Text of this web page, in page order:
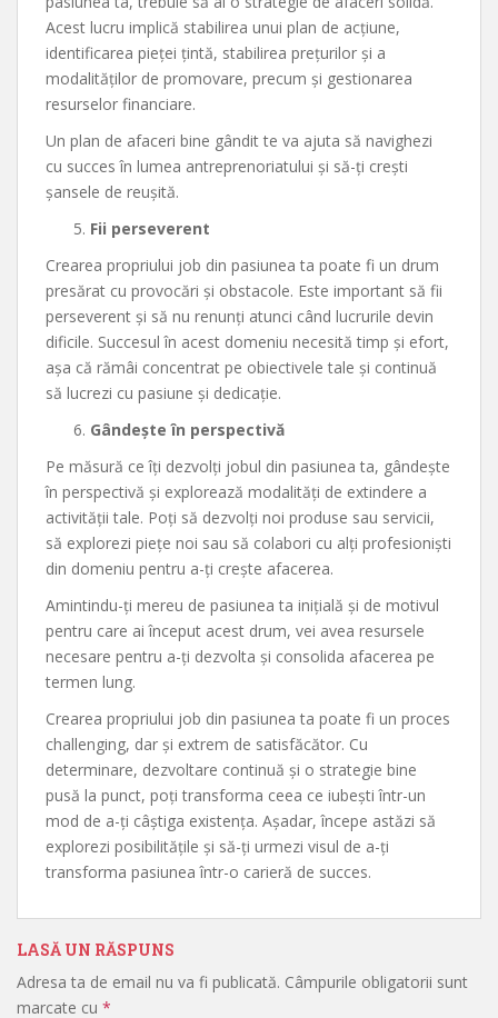
Acest lucru implică stabilirea unui plan de acțiune,
identificarea pieței țintă, stabilirea prețurilor și a
modalităților de promovare, precum și gestionarea
resurselor financiare.
Un plan de afaceri bine gândit te va ajuta să navighezi
cu succes în lumea antreprenoriatului și să-ți crești
șansele de reușită.
Fii perseverent
Crearea propriului job din pasiunea ta poate fi un drum
presărat cu provocări și obstacole. Este important să fii
perseverent și să nu renunți atunci când lucrurile devin
dificile. Succesul în acest domeniu necesită timp și efort,
așa că rămâi concentrat pe obiectivele tale și continuă
să lucrezi cu pasiune și dedicație.
Gândește în perspectivă
Pe măsură ce îți dezvolți jobul din pasiunea ta, gândește
în perspectivă și explorează modalități de extindere a
activității tale. Poți să dezvolți noi produse sau servicii,
să explorezi piețe noi sau să colabori cu alți profesioniști
din domeniu pentru a-ți crește afacerea.
Amintindu-ți mereu de pasiunea ta inițială și de motivul
pentru care ai început acest drum, vei avea resursele
necesare pentru a-ți dezvolta și consolida afacerea pe
termen lung.
Crearea propriului job din pasiunea ta poate fi un proces
challenging, dar și extrem de satisfăcător. Cu
determinare, dezvoltare continuă și o strategie bine
pusă la punct, poți transforma ceea ce iubești într-un
mod de a-ți câștiga existența. Așadar, începe astăzi să
explorezi posibilitățile și să-ți urmezi visul de a-ți
transforma pasiunea într-o carieră de succes.
LASĂ UN RĂSPUNS
Adresa ta de email nu va fi publicată. Câmpurile obligatorii sunt
marcate cu *